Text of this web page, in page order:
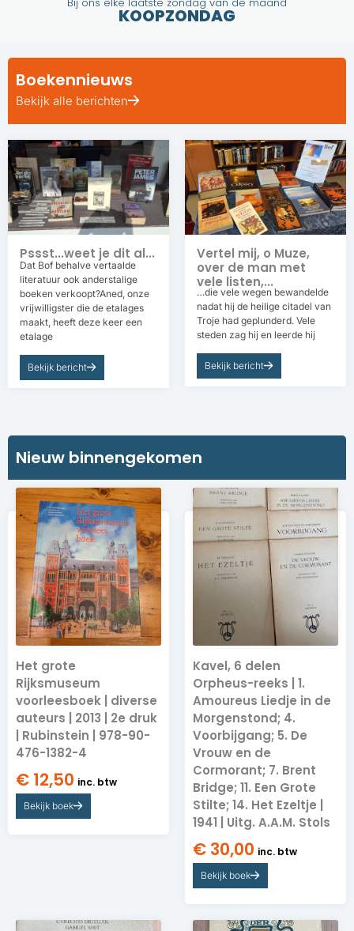
KOOPZONDAG
Boekennieuws
Bekijk alle berichten
Pssst...weet je dit al...
Dat Bof behalve vertaalde
literatuur ook anderstalige
boeken verkoopt?Aned, onze
vrijwilligster die de etalages
maakt, heeft deze keer een
etalage
Bekijk bericht
Vertel mij, o Muze,
over de man met
vele listen,...
…die vele wegen bewandelde
nadat hij de heilige citadel van
Troje had geplunderd. Vele
steden zag hij en leerde hij
Bekijk bericht
Nieuw binnengekomen​​
Het grote
Rijksmuseum
voorleesboek | diverse
auteurs | 2013 | 2e druk
| Rubinstein | 978-90-
476-1382-4
€ 12,50 inc. btw
Bekijk boek
Kavel, 6 delen
Orpheus-reeks | 1.
Amoureus Liedje in de
Morgenstond; 4.
Voorbijgang; 5. De
Vrouw en de
Cormorant; 7. Brent
Bridge; 11. Een Grote
Stilte; 14. Het Ezeltje |
1941 | Uitg. A.A.M. Stols
€ 30,00 inc. btw
Bekijk boek